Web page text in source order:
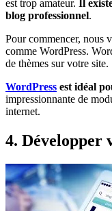
est trop amateur. Il
blog professionnel.
Pour commencer, nous
comme WordPress.
de thèmes sur votre site.
WordPress est idéal
impressionnante de
internet.
4. Développer